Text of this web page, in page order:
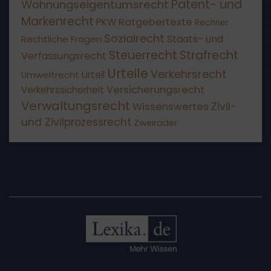
Wohnungseigentumsrecht Patent- und
Markenrecht PKW Ratgebertexte Rechner
Rechtliche Fragen Sozialrecht Staats- und
Verfassungsrecht Steuerrecht Strafrecht
Umweltrecht Urteil Urteile Verkehrsrecht
Verkehrssicherheit Versicherungsrecht
Verwaltungsrecht Wissenswertes Zivil-
und Zivilprozessrecht Zweiräder